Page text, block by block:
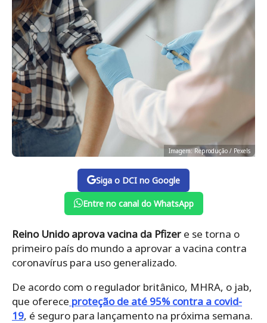
Imagem: Reprodução / Pexels
Siga o DCI no Google
Entre no canal do WhatsApp
Reino Unido aprova vacina da Pfizer e se torna o
primeiro país do mundo a aprovar a vacina contra
coronavírus para uso generalizado.
De acordo com o regulador britânico, MHRA, o jab,
que oferece proteção de até 95% contra a covid-
19, é seguro para lançamento na próxima semana.